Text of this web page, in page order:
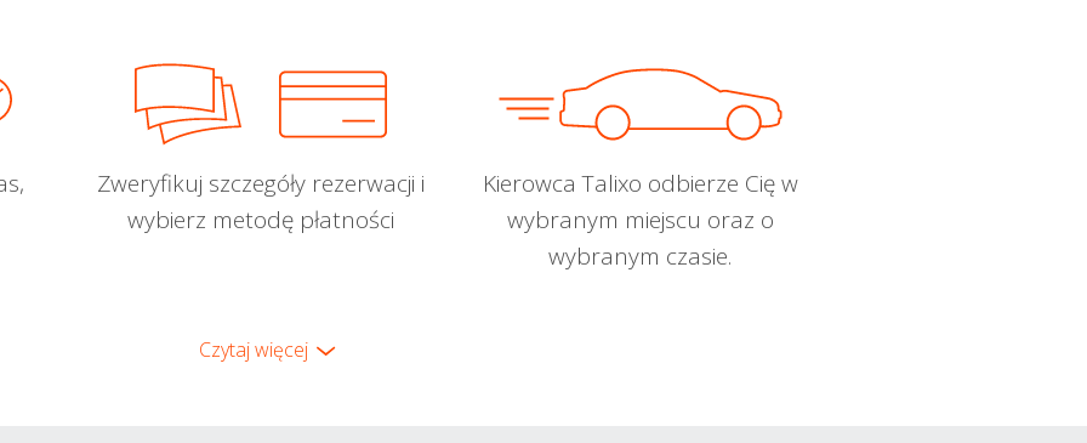
Zweryfikuj szczegóły rezerwacji i
wybierz metodę płatności
Kierowca Talixo odbierze Cię w
wybranym miejscu oraz o
wybranym czasie.
Czytaj więcej